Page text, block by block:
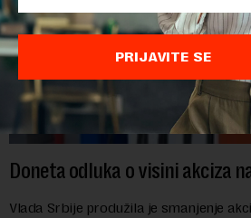
Doneta odluka o visini akciza
Vlada Srbije produžila je smanjenje
PRIJAVITE SE